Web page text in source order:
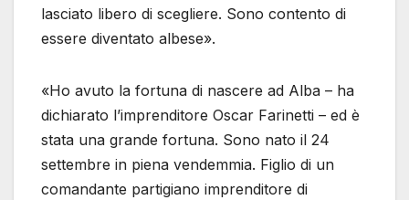
lasciato libero di scegliere. Sono contento di
essere diventato albese».
«Ho avuto la fortuna di nascere ad Alba – ha
dichiarato l’imprenditore Oscar Farinetti – ed è
stata una grande fortuna. Sono nato il 24
settembre in piena vendemmia. Figlio di un
comandante partigiano imprenditore di